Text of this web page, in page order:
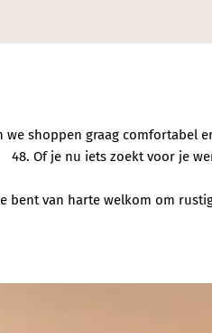
we shoppen graag comfortabel
48. Of je nu iets zoekt voor je
bent van harte welkom om